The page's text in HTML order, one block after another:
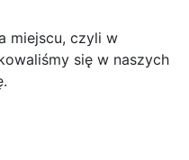
miejscu, czyli w
się w naszych